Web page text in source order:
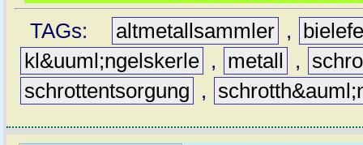
TAGs:
altmetallsammler ,
kl&uuml;ngelskerle , metall ,
schrottentsorgung
,